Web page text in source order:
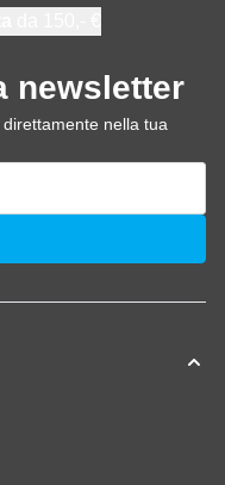
newsletter
nella tua